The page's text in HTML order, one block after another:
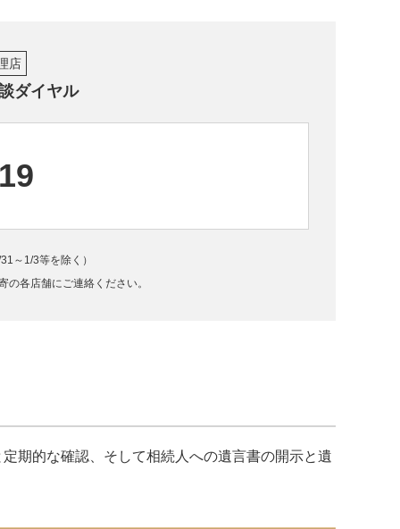
店
ダイヤル
～1/3等を除く）
各店舗にご連絡ください。
期的な確認、そして相続人への遺言書の開示と遺